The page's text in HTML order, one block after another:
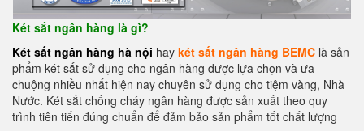
Két sắt ngân hàng là gì?
Két sắt ngân hàng hà nội hay két sắt ngân hàng BEMC là sản
phẩm két sắt sử dụng cho ngân hàng được lựa chọn và ưa
chuộng nhiều nhất hiện nay chuyên sử dụng cho tiệm vàng, Nhà
Nước. Két sắt chống cháy ngân hàng được sản xuất theo quy
trình tiên tiến đúng chuẩn để đảm bảo sản phẩm tốt chất lượng